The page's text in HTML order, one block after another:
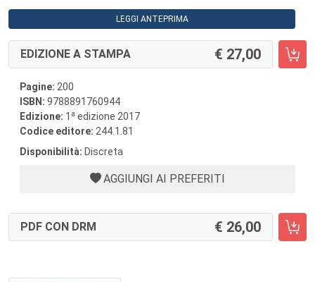
LEGGI ANTEPRIMA
EDIZIONE A STAMPA 27,00
Pagine: 200
ISBN: 9788891760944
Edizione: 1 a edizione 2017
Codice editore: 244.1.81
Disponibilità: Discreta
AGGIUNGI AI PREFERITI
PDF CON DRM 26,00